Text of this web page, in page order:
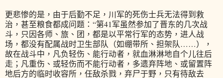
更悲惨的是，由于后勤不足，川军的死伤士兵无法得到救
治，甚至粮食都成问题：“第41军虽然参加了晋东的几次战
斗，只因各师、旅、团，都是以平常行军的态势，进人战
场，都没有配属战时卫生部队（如绷带所、担架队……），
故在战斗中，凡负轻伤、能行动者，就血淋淋地自个儿往后
走；凡重伤、或轻伤而不能行动者，多遗弃阵地、或留置阵
地后方的临时收容所，任敌杀戮，弃尸于野，只有待敌去